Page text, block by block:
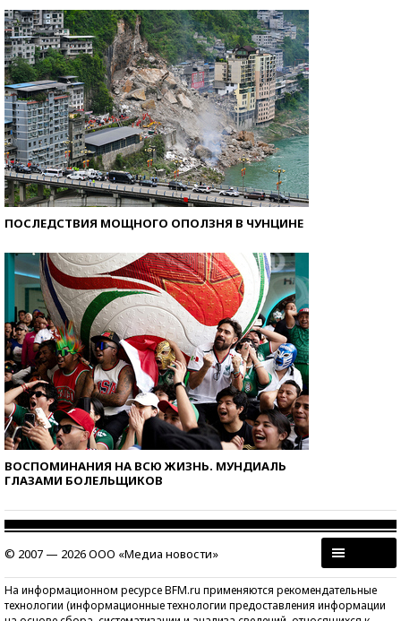
ПОСЛЕДСТВИЯ МОЩНОГО ОПОЛЗНЯ В ЧУНЦИНЕ
ВОСПОМИНАНИЯ НА ВСЮ ЖИЗНЬ. МУНДИАЛЬ
ГЛАЗАМИ БОЛЕЛЬЩИКОВ
© 2007 — 2026 ООО «Медиа новости»
На информационном ресурсе BFM.ru применяются рекомендательные
технологии (информационные технологии предоставления информации